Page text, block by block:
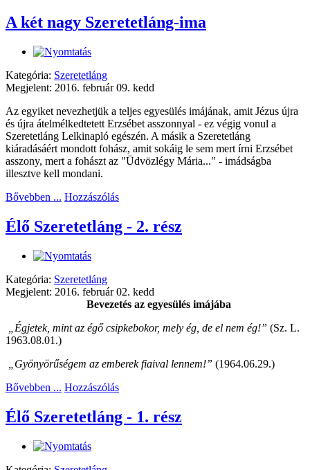
A két nagy Szeretetláng-ima
Kategória: Szeretetláng
Megjelent: 2016. február 09. kedd
Az egyiket nevezhetjük a teljes egyesülés imájának, amit Jézus újra
és újra átelmélkedtetett Erzsébet asszonnyal - ez végig vonul a
Szeretetláng Lelkinapló egészén. A másik a Szeretetláng
kiáradásáért mondott fohász, amit sokáig le sem mert írni Erzsébet
asszony, mert a fohászt az "Üdvözlégy Mária..." - imádságba
illesztve kell mondani.
Bővebben ... Hozzászólás
Élő Szeretetláng - 2. rész
Kategória: Szeretetláng
Megjelent: 2016. február 02. kedd
Bevezetés az egyesülés imájába
„Égjetek, mint az égő csipkebokor, mely ég, de el nem ég!” (Sz. L.
1963.08.01.)
„Gyönyörűségem az emberek fiaival lennem!” (1964.06.29.)
Bővebben ... Hozzászólás
Élő Szeretetláng - 1. rész